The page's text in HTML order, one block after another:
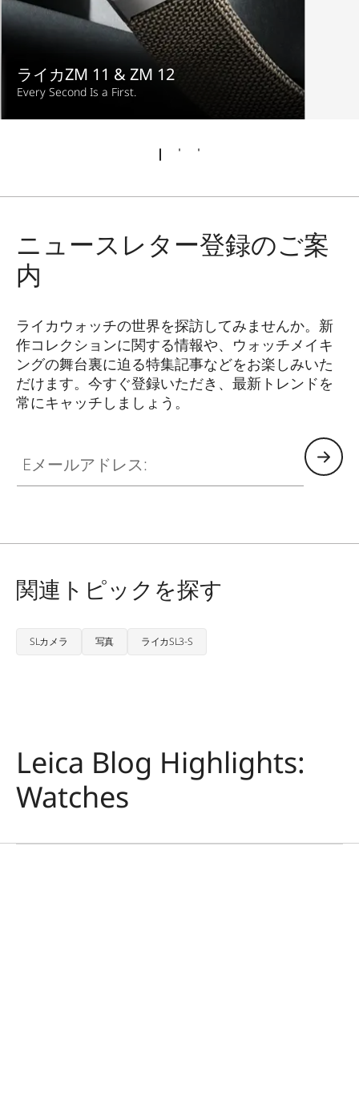
ライカZM 11 & ZM 12
Every Second Is a First.
ニュースレター登録のご案
内
ライカウォッチの世界を探訪してみませんか。新
作コレクションに関する情報や、ウォッチメイキ
ングの舞台裏に迫る特集記事などをお楽しみいた
だけます。今すぐ登録いただき、最新トレンドを
常にキャッチしましょう。
関連トピックを探す
SLカメラ 写真 ライカSL3-S
Leica Blog Highlights:
Watches